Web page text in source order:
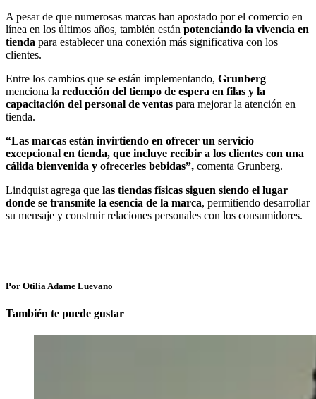
A pesar de que numerosas marcas han apostado por el comercio en
línea en los últimos años, también están potenciando la vivencia en
tienda para establecer una conexión más significativa con los
clientes.
Entre los cambios que se están implementando, Grunberg
menciona la reducción del tiempo de espera en filas y la
capacitación del personal de ventas para mejorar la atención en
tienda.
“Las marcas están invirtiendo en ofrecer un servicio
excepcional en tienda, que incluye recibir a los clientes con una
cálida bienvenida y ofrecerles bebidas”, comenta Grunberg.
Lindquist agrega que las tiendas físicas siguen siendo el lugar
donde se transmite la esencia de la marca, permitiendo desarrollar
su mensaje y construir relaciones personales con los consumidores.
Por Otilia Adame Luevano
También te puede gustar